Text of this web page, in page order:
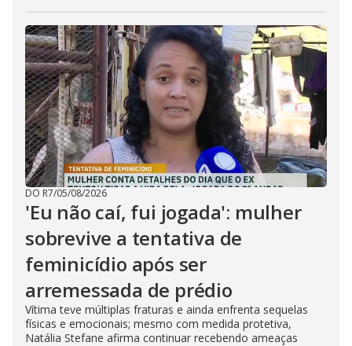
DO R7/05/08/2026
'Eu não caí, fui jogada': mulher
sobrevive a tentativa de
feminicídio após ser
arremessada de prédio
Vítima teve múltiplas fraturas e ainda enfrenta sequelas
físicas e emocionais; mesmo com medida protetiva,
Natália Stefane afirma continuar recebendo ameaças